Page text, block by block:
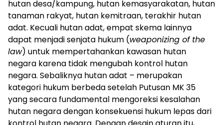
hutan desa/kampung, hutan kemasyarakatan, hutan
tanaman rakyat, hutan kemitraan, terakhir hutan
adat. Kecuali hutan adat, empat skema lainnya
dapat menjadi senjata hukum (weaponizing of the
law) untuk mempertahankan kawasan hutan
negara karena tidak mengubah kontrol hutan
negara. Sebaliknya hutan adat – merupakan
kategori hukum berbeda setelah Putusan MK 35
yang secara fundamental mengoreksi kesalahan
hutan negara dengan konsekuensi hukum lepas dari